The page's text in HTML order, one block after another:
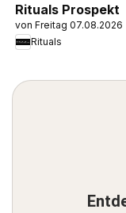
Rituals Prospekt
von Freitag 07.08.2026
Rituals